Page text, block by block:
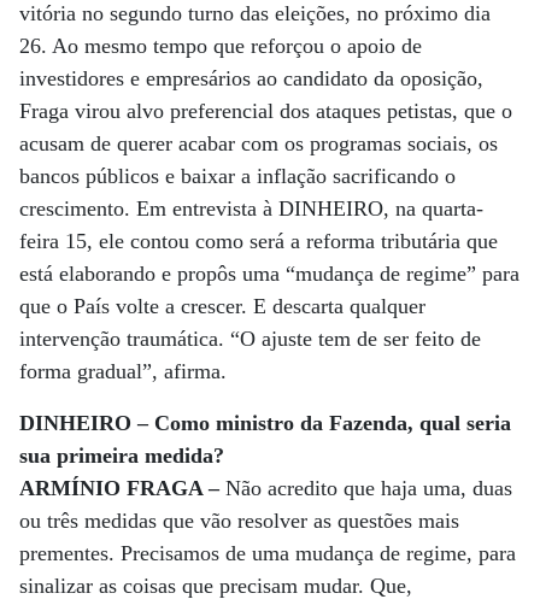
vitória no segundo turno das eleições, no próximo dia
26. Ao mesmo tempo que reforçou o apoio de
investidores e empresários ao candidato da oposição,
Fraga virou alvo preferencial dos ataques petistas, que o
acusam de querer acabar com os programas sociais, os
bancos públicos e baixar a inflação sacrificando o
crescimento. Em entrevista à DINHEIRO, na quarta-
feira 15, ele contou como será a reforma tributária que
está elaborando e propôs uma “mudança de regime” para
que o País volte a crescer. E descarta qualquer
intervenção traumática. “O ajuste tem de ser feito de
forma gradual”, afirma.
DINHEIRO – Como ministro da Fazenda, qual seria
sua primeira medida?
ARMÍNIO FRAGA – Não acredito que haja uma, duas
ou três medidas que vão resolver as questões mais
prementes. Precisamos de uma mudança de regime, para
sinalizar as coisas que precisam mudar. Que,